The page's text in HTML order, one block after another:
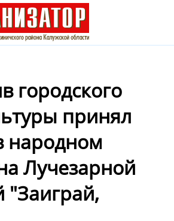
городского
принял
народном
Лучезарной
"Заиграй,